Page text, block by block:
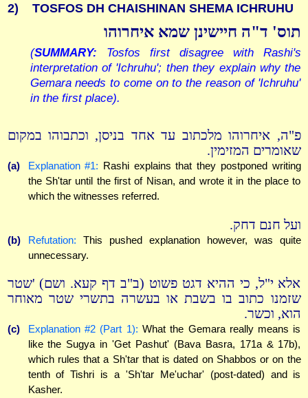
2) TOSFOS DH CHAISHINAN SHEMA ICHRUHU
תוס' ד"ה חיישינן שמא איחרוהו
(SUMMARY: Tosfos first disagree with Rashi's
interpretation of 'Ichruhu'; then they explain why the
Gemara needs to come on to the reason of 'Ichruhu'
in the first place).
פ"ה, איחרוהו מלכתוב עד אחד בניסן, וכתבוהו במקום
שאומרים המזימין.
(a) Explanation #1: Rashi explains that they postponed writing
the Sh'tar until the first of Nisan, and wrote it in the place to
which the witnesses referred.
ועל חנם דחק.
(b) Refutation: This pushed explanation however, was quite
unnecessary.
אלא י"ל, כי ההיא דגט פשוט (ב"ב דף קעא. ושם) 'שטר
שזמנו כתוב בו בשבת או בעשרה בתשרי שטר מאוחר
הוא, וכשר.
(c) Explanation #2 (Part 1): What the Gemara really means is
like the Sugya in 'Get Pashut' (Bava Basra, 171a & 17b),
which rules that a Sh'tar that is dated on Shabbos or on the
tenth of Tishri is a 'Sh'tar Me'uchar' (post-dated) and is
Kasher.